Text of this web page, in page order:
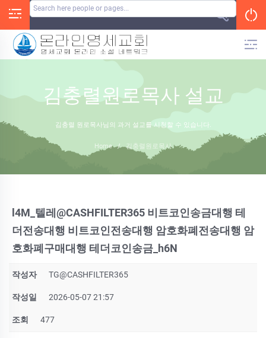
김충렬원로목사 설교
김충렬 원로목사님의 과거 설교를 시청할 수 있습니다.
Home / 김충렬원로목사
l4M_텔레@CASHFILTER365 비트코인송금대행 테
더전송대행 비트코인전송대행 암호화폐전송대행 암
호화폐구매대행 테더코인송금_h6N
작성자 TG@CASHFILTER365
작성일 2026-05-07 21:57
조회 477